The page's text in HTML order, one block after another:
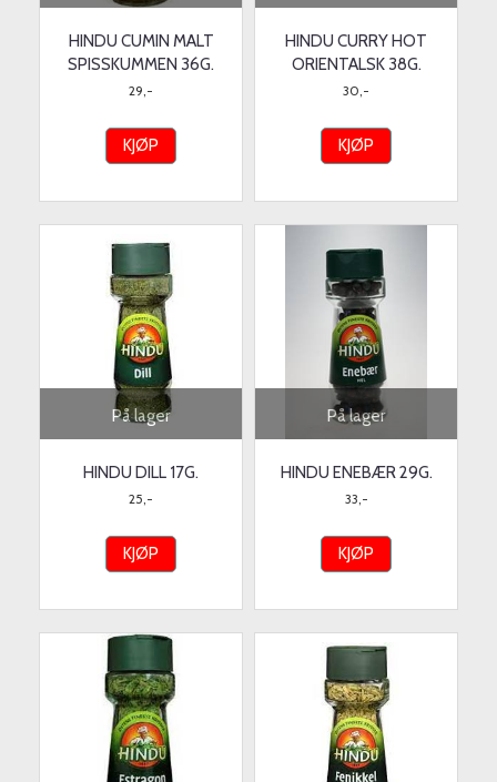
HINDU CUMIN MALT
SPISSKUMMEN 36G.
29,-
KJØP
HINDU CURRY HOT
ORIENTALSK 38G.
30,-
KJØP
På lager
HINDU DILL 17G.
25,-
KJØP
På lager
HINDU ENEBÆR 29G.
33,-
KJØP